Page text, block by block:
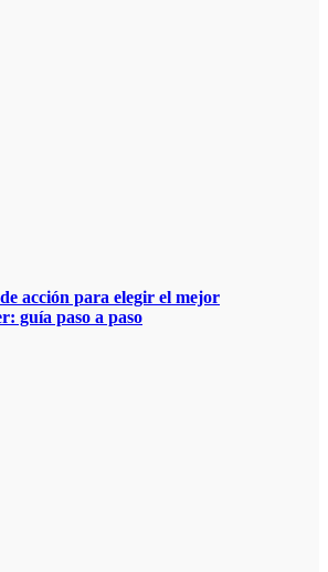
acción para elegir el mejor
guía paso a paso